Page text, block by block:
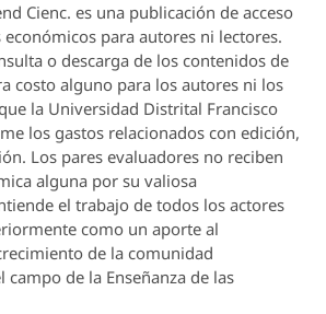
Cienc. es una publicación de acceso
para autores ni lectores.
o descarga de los contenidos de
costo alguno para los autores ni los
la Universidad Distrital Francisco
los gastos relacionados con edición,
Los pares evaluadores no reciben
alguna por su valiosa
el trabajo de todos los actores
como un aporte al
de la comunidad
campo de la Enseñanza de las